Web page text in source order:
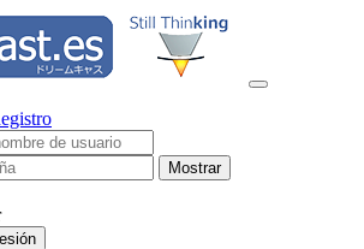
Mostrar